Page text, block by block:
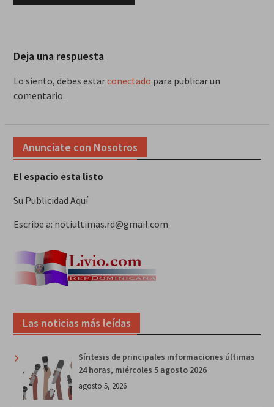
Deja una respuesta
Lo siento, debes estarconectado para publicar un
comentario.
Anunciate con Nosotros
El espacio esta listo
Su Publicidad Aquí
Escribe a: notiultimas.rd@gmail.com
Las noticias más leídas
Síntesis de principales informaciones últimas
24 horas, miércoles 5 agosto 2026
agosto 5, 2026